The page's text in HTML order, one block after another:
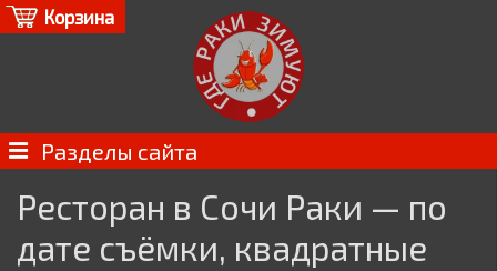
Корзина
Разделы сайта
Ресторан в Сочи Раки — по
дате съёмки, квадратные